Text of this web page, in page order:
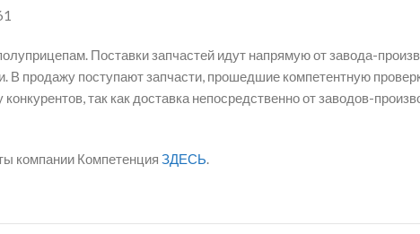
Поставки запчастей идут напрямую от завода-
продажу поступают запчасти, прошедшие компетентную
так как доставка непосредственно от заводов-
компании Компетенция ЗДЕСЬ.